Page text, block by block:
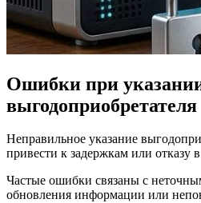
Ошибки при
выгодоприобретателя
Неправильное указание
привести к задержкам или отказу
Частые ошибки связаны с
обновления информации или